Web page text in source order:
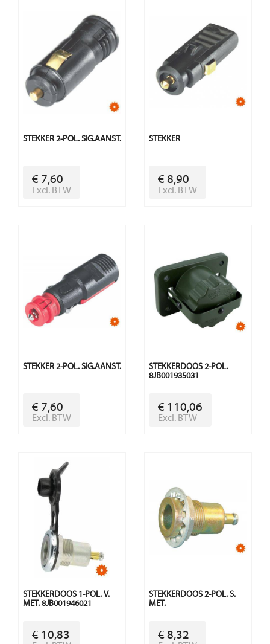
STEKKER 2-POL. SIG.AANST.
€ 7,60
Excl. BTW
STEKKER
€ 8,90
Excl. BTW
STEKKER 2-POL. SIG.AANST.
€ 7,60
Excl. BTW
STEKKERDOOS 2-POL.
8JB001935031
€ 110,06
Excl. BTW
STEKKERDOOS 1-POL. V.
MET. 8JB001946021
€ 10,83
STEKKERDOOS 2-POL. S.
MET.
€ 8,32